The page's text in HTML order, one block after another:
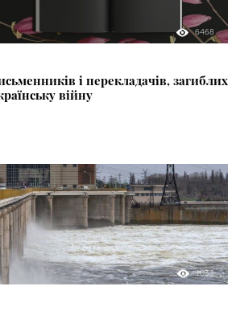
6468
і перекладачів, загиблих
війну
1033